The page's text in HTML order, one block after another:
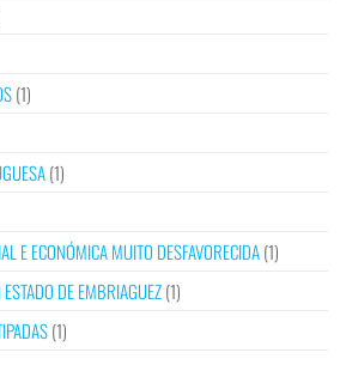
(1)
(1)
E ECONÓMICA MUITO DESFAVORECIDA(1)
DE EMBRIAGUEZ(1)
(1)